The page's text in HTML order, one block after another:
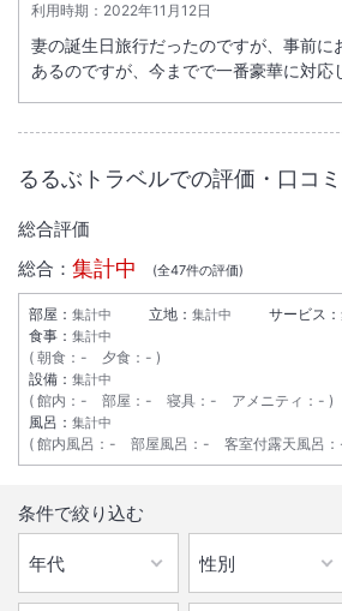
５：１０頃着【お送り】ホテル前１０：００
着(JR男鹿線10：46へアクセス)。
※お迎え・お送りともに２日前までの要予約.。
利用時期： 2022年11月12日
妻の誕生日旅行だったのですが、事前に
あるのですが、今までで一番豪華に対応
るるぶトラベルでの評価・口コミ
総合評価
総合： 集計中 (全47件の評価)
部屋： 集計中 立地： 集計中 サービス：
食事： 集計中
朝食 ： - 夕食 ： -
設備： 集計中
館内 ： - 部屋 ： - 寝具 ： - アメニティ ： -
風呂： 集計中
館内風呂 ： - 部屋風呂 ： - 客室付露天風呂 ：
条件で絞り込む